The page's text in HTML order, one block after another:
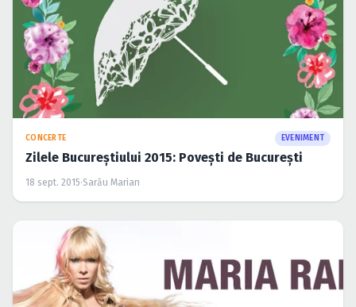
CONCERTE EVENIMENT
Zilele Bucureştiului 2015: Poveşti de Bucureşti
18 sept. 2015·Sarău Marian